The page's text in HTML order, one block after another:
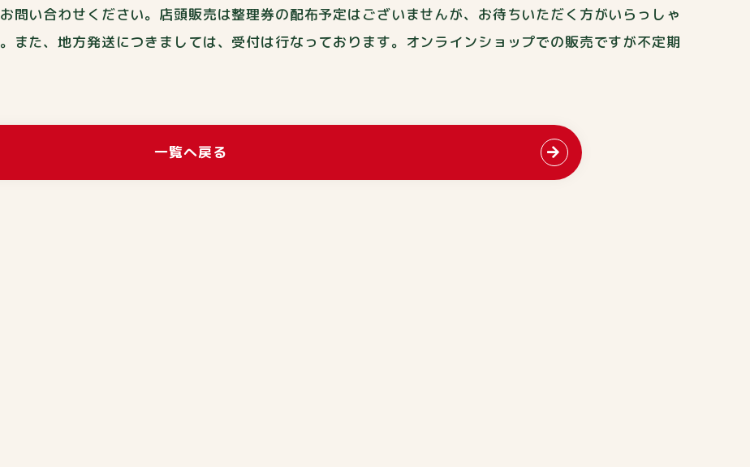
問い合わせください。店頭販売は整理券の配布予定はございませんが、お待ちいただく方がいらっしゃ
また、地方発送につきましては、受付は行なっております。オンラインショップでの販売ですが不定期
一覧へ戻る